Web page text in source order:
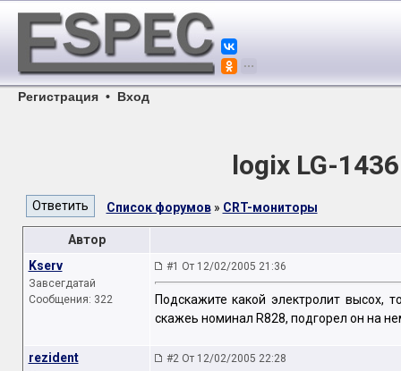
Регистрация • Вход
logix LG-
Список форумов» CRT-мониторы
Автор
Kserv
Завсегдатай
Сообщения: 322
#1 От 12/02/2005 21:36
Подскажите какой электролит высох,
скажеь номинал R828, подгорел он на
rezident #2 От 12/02/2005 22:28